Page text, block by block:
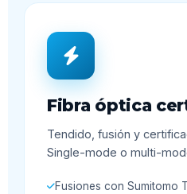
Fibra óptica
Tendido, fusión y
Single-mode o multi-
Fusiones con Sumitomo